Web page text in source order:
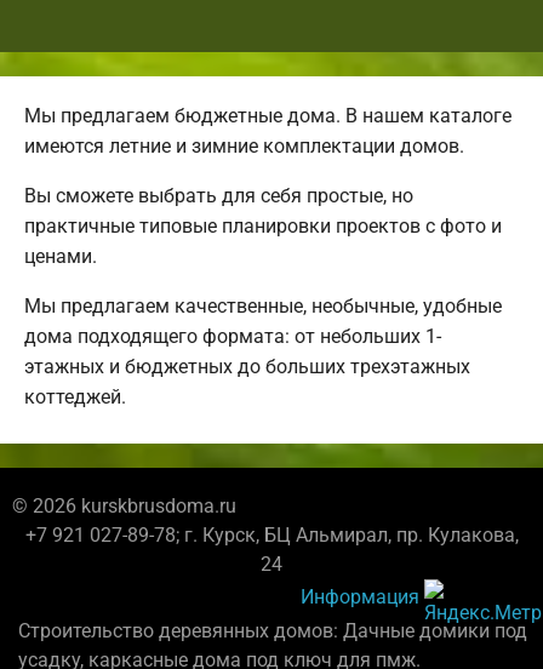
Мы предлагаем бюджетные дома. В нашем каталоге
имеются летние и зимние комплектации домов.
Вы сможете выбрать для себя простые, но
практичные типовые планировки проектов с фото и
ценами.
Мы предлагаем качественные, необычные, удобные
дома подходящего формата: от небольших 1-
этажных и бюджетных до больших трехэтажных
коттеджей.
© 2026 kurskbrusdoma.ru
+7 921 027-89-78; г. Курск, БЦ Альмирал, пр. Кулакова,
24
Информация
Строительство деревянных домов: Дачные домики под
усадку, каркасные дома под ключ для пмж.